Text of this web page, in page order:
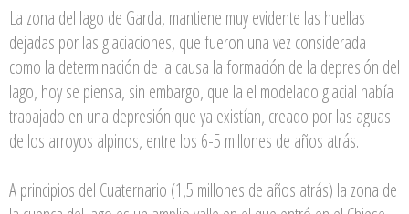
La zona del lago de Garda, mantiene muy evidente las huellas
dejadas por las glaciaciones, que fueron una vez considerada
como la determinación de la causa la formación de la depresión del
lago, hoy se piensa, sin embargo, que la el modelado glacial había
trabajado en una depresión que ya existían, creado por las aguas
de los arroyos alpinos, entre los 6-5 millones de años atrás.
A principios del Cuaternario (1,5 millones de años atrás) la zona de